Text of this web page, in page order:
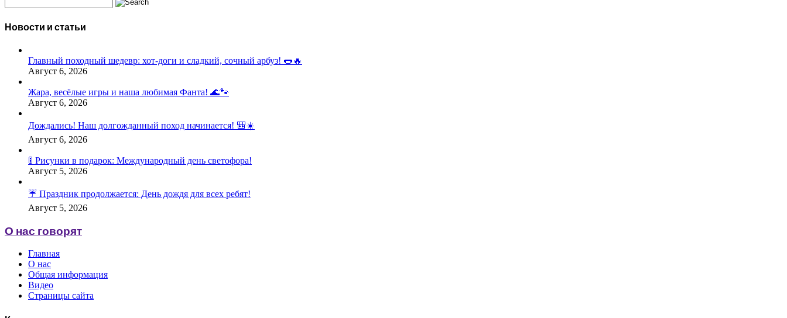
Новости и статьи
Главный походный шедевр: хот-доги и сладкий, сочный арбуз! 🌭🔥
Август 6, 2026
Жара, весёлые игры и наша любимая Фанта! 🌊🐾
Август 6, 2026
Дождались! Наш долгожданный поход начинается! 🎒☀️
Август 6, 2026
🚦 Рисунки в подарок: Международный день светофора!
Август 5, 2026
☔️ Праздник продолжается: День дождя для всех ребят!
Август 5, 2026
О нас говорят
Главная
О нас
Общая информация
Видео
Страницы сайта